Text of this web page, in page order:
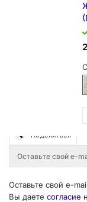
Поделиться
Оставьте свой e-
Вы даете согласие